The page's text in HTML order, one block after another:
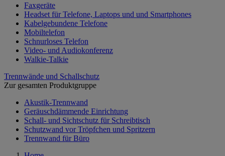
Faxgeräte
Headset für Telefone, Laptops und und Smartphones
Kabelgebundene Telefone
Mobiltelefon
Schnurloses Telefon
Video- und Audiokonferenz
Walkie-Talkie
Trennwände und Schallschutz
Zur gesamten Produktgruppe
Akustik-Trennwand
Geräuschdämmende Einrichtung
Schall- und Sichtschutz für Schreibtisch
Schutzwand vor Tröpfchen und Spritzern
Trennwand für Büro